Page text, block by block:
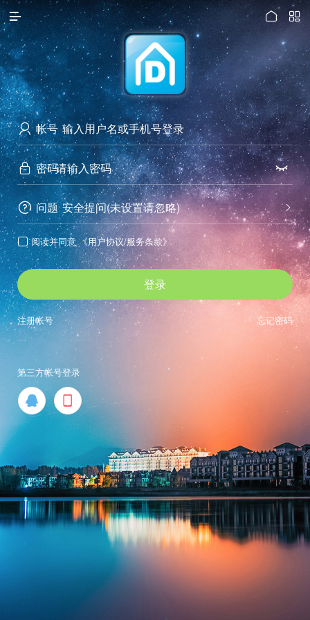

访问电脑版
 

 帐号
 密码 
 问题 
安全提问(未设置请忽略)
 阅读并同意 《用户协议/服务条款》
登录
忘记密码
注册帐号
第三方帐号登录
 